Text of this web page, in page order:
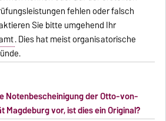
fehlen oder falsch
Sie bitte umgehend Ihr
. Dies hat meist organisatorische
Notenbescheinigung der Otto-von-
vor, ist dies ein Original?